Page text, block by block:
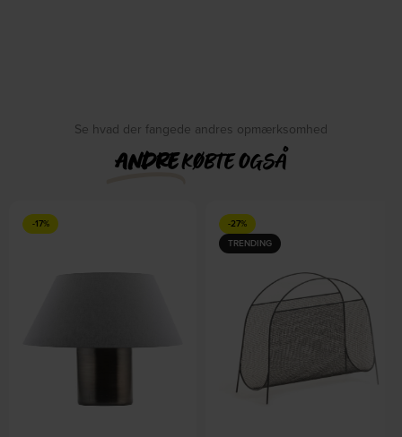
Se hvad der fangede andres opmærksomhed
ANDREKØBTE OGSÅ
-17%
-27%
TRENDING